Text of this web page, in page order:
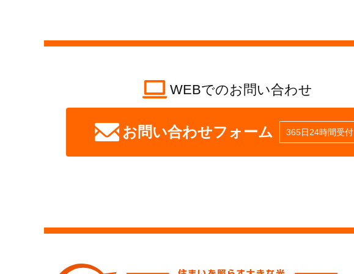
WEBでのお問い合わせ
お問い合わせフォーム 365日24時間受付